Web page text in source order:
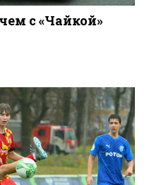
с «Чайкой»